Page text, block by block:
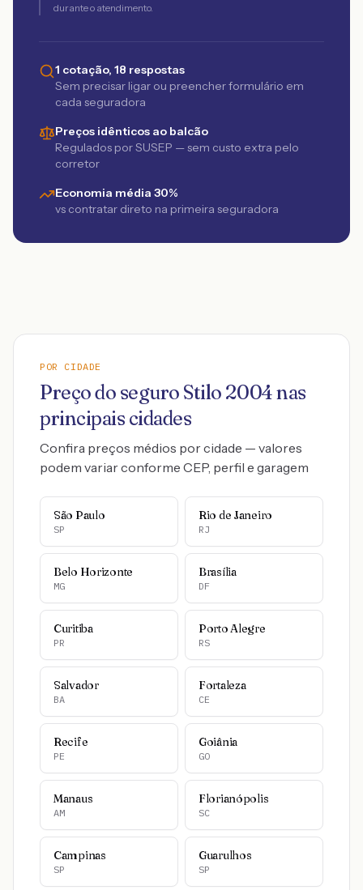
durante o atendimento.
1 cotação, 18 respostas
Sem precisar ligar ou preencher formulário em
cada seguradora
Preços idênticos ao balcão
Regulados por SUSEP — sem custo extra pelo
corretor
Economia média 30%
vs contratar direto na primeira seguradora
POR CIDADE
Preço do seguro Stilo 2004nas
principais cidades
Confira preços médios por cidade — valores
podem variar conforme CEP, perfil e garagem
São Paulo
SP
Rio de Janeiro
RJ
Belo Horizonte
MG
Brasília
DF
Curitiba
PR
Porto Alegre
RS
Salvador
BA
Fortaleza
CE
Recife
PE
Goiânia
GO
Manaus
AM
Florianópolis
SC
Campinas
SP
Guarulhos
SP